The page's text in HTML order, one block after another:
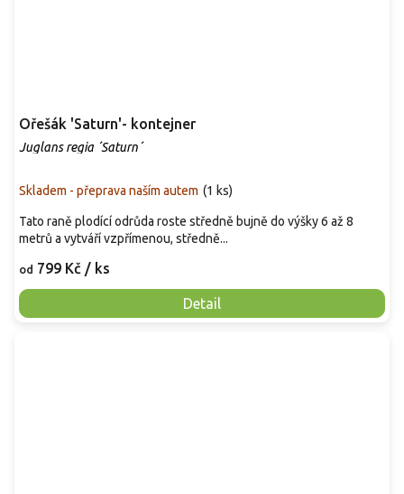
Ořešák 'Saturn'- kontejner
Juglans regia ´Saturn´
Skladem - přeprava naším autem (1 ks)
od 799 Kč / ks
Detail
Tato raně plodící odrůda roste středně bujně do výšky 6 až 8
metrů a vytváří vzpřímenou, středně...